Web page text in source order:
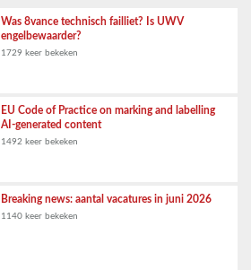
Was 8vance technisch failliet? Is UWV
engelbewaarder?
1729 keer bekeken
EU Code of Practice on marking and labelling
AI-generated content
1492 keer bekeken
Breaking news: aantal vacatures in juni 2026
1140 keer bekeken